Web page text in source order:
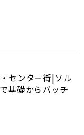
センター街|ソル
基礎からバッチ